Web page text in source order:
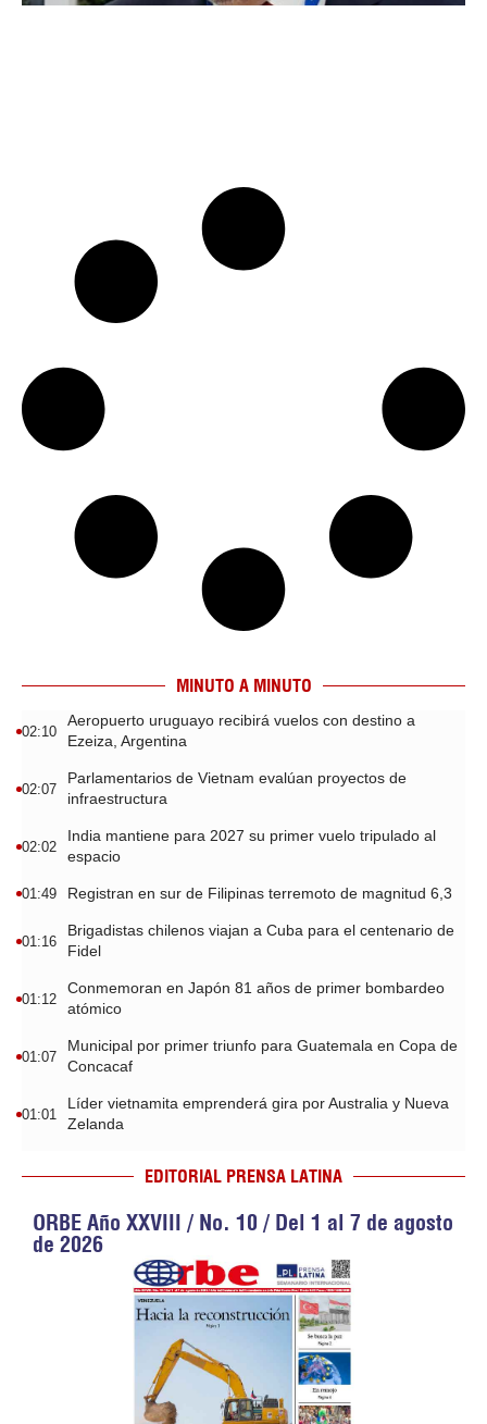
MINUTO A MINUTO
02:10
Aeropuerto uruguayo recibirá vuelos con destino a
Ezeiza, Argentina
02:07
Parlamentarios de Vietnam evalúan proyectos de
infraestructura
02:02
India mantiene para 2027 su primer vuelo tripulado al
espacio
01:49 Registran en sur de Filipinas terremoto de magnitud 6,3
01:16
Brigadistas chilenos viajan a Cuba para el centenario de
Fidel
01:12
Conmemoran en Japón 81 años de primer bombardeo
atómico
01:07
Municipal por primer triunfo para Guatemala en Copa de
Concacaf
01:01
Líder vietnamita emprenderá gira por Australia y Nueva
Zelanda
EDITORIAL PRENSA LATINA
ORBE Año XXVIII / No. 10 / Del 1 al 7 de agosto
de 2026